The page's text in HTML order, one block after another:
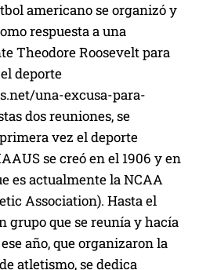
americano se organizó y
respuesta a una
Theodore Roosevelt para
deporte
una-excusa-para-
dos reuniones, se
vez el deporte
se creó en el 1906 y en
es actualmente la NCAA
Association). Hasta el
grupo que se reunía y hacía
año, que organizaron la
atletismo, se dedica